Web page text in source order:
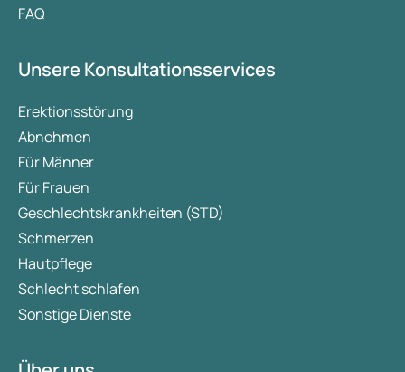
FAQ
Unsere Konsultationsservices
Erektionsstörung
Abnehmen
Für Männer
Für Frauen
Geschlechtskrankheiten (STD)
Schmerzen
Hautpflege
Schlecht schlafen
Sonstige Dienste